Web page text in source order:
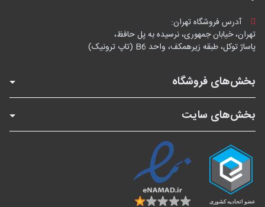
آدرس فروشگاه تهران:
تهران، خیابان جمهوری، نرسیده به پل حافظ،
پاساژ توکل، طبقه زیرهمکف، واحد B6 (تاپ ترونیک)
بخش‌های فروشگاه
بخش‌های سایت